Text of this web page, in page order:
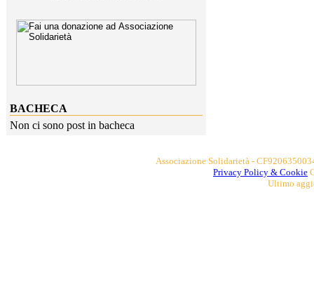
BACHECA
Non ci sono post in bacheca
Associazione Solidarietà -
​​Privacy Policy & Cookie
Ultimo